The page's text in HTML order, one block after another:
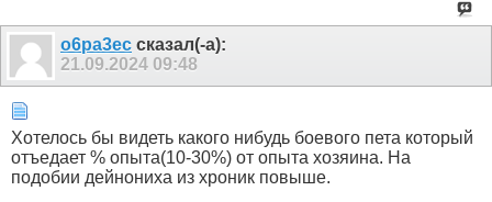
o6pa3ec сказал(-а):
21.09.2024 09:48
Хотелось бы видеть какого нибудь боевого пета который
отъедает % опыта(10-30%) от опыта хозяина. На
подобии дейнониха из хроник повыше.